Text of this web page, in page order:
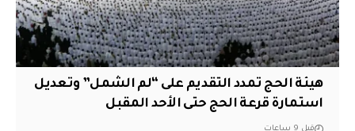
هيئة الحج تمدد التقديم على “لم الشمل” وتعديل
استمارة قرعة الحج حتى الأحد المقبل